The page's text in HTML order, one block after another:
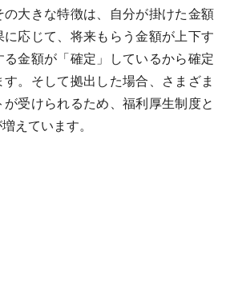
の大きな特徴は、自分が掛けた金額
に応じて、将来もらう金額が上下す
る金額が「確定」しているから確定
。そして拠出した場合、さまざま
受けられるため、福利厚生制度と
えています。